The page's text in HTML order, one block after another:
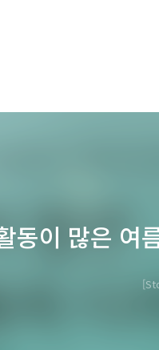
동이 많은 여